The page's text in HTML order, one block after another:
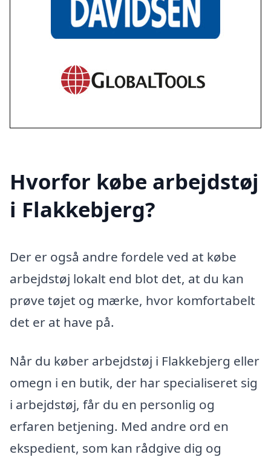
Hvorfor købe arbejdstøj
i Flakkebjerg?
Der er også andre fordele ved at købe
arbejdstøj lokalt end blot det, at du kan
prøve tøjet og mærke, hvor komfortabelt
det er at have på.
Når du køber arbejdstøj i Flakkebjerg eller
omegn i en butik, der har specialiseret sig
i arbejdstøj, får du en personlig og
erfaren betjening. Med andre ord en
ekspedient, som kan rådgive dig og